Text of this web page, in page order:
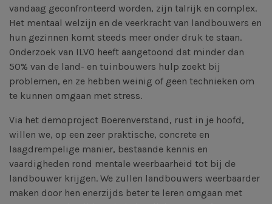
vandaag geconfronteerd worden, zijn talrijk en complex.
Het mentaal welzijn en de veerkracht van landbouwers en
hun gezinnen komt steeds meer onder druk te staan.
Onderzoek van ILVO heeft aangetoond dat minder dan
50% van de land- en tuinbouwers hulp zoekt bij
problemen, en ze hebben weinig of geen technieken om
te kunnen omgaan met stress.
Via het demoproject Boerenverstand, rust in je hoofd,
willen we, op een zeer praktische, concrete en
laagdrempelige manier, bestaande kennis en
vaardigheden rond mentale weerbaarheid tot bij de
landbouwer krijgen. We zullen landbouwers weerbaarder
maken door hen enerzijds beter te leren omgaan met